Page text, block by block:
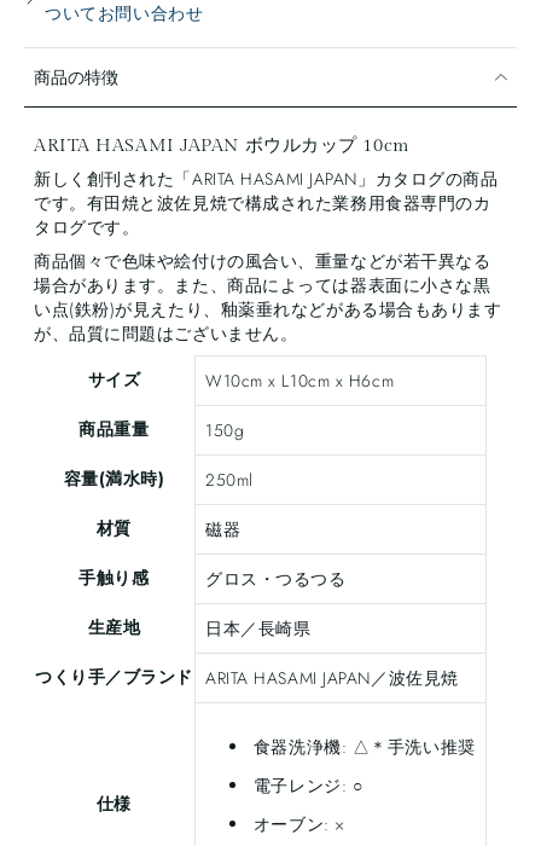
ついてお問い合わせ
商品の特徴
ARITA HASAMI JAPAN ボウルカップ 10cm
新しく創刊された「ARITA HASAMI JAPAN」カタログの商品
です。有田焼と波佐見焼で構成された業務用食器専門のカ
タログです。
商品個々で色味や絵付けの風合い、重量などが若干異なる
場合があります。また、商品によっては器表面に小さな黒
い点(鉄粉)が見えたり、釉薬垂れなどがある場合もあります
が、品質に問題はございません。
サイズ
W10cm x L10cm x H6cm
商品重量
150g
容量(満水時)
250ml
材質
磁器
手触り感
グロス・つるつる
生産地
日本／長崎県
つくり手／ブランド ARITA HASAMI JAPAN／波佐見焼
仕様
食器洗浄機: △＊手洗い推奨
電子レンジ: ○
オーブン: ×